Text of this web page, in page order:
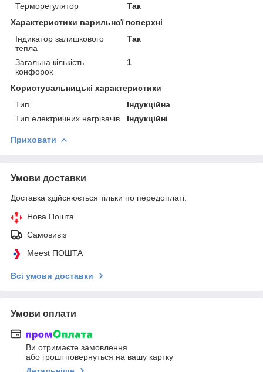
Терморегулятор
Так
Характеристики варильної поверхні
Індикатор залишкового
тепла
Так
Загальна кількість
конфорок
1
Користувальницькі характеристики
Тип
Індукційна
Тип електричних нагрівачів
Індукційні
Приховати
Умови доставки
Доставка здійснюється тільки по передоплаті.
Нова Пошта
Самовивіз
Meest ПОШТА
Всі умови доставки
Умови оплати
Ви отримаєте замовлення
або гроші повернуться на вашу картку